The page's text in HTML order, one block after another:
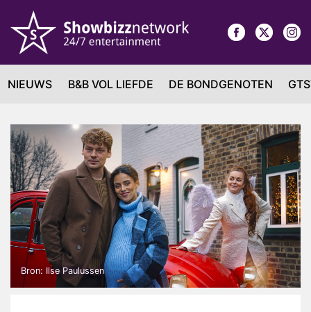
NIEUWS B&B VOL LIEFDE DE BONDGENOTEN
Bron: Ilse Paulussen